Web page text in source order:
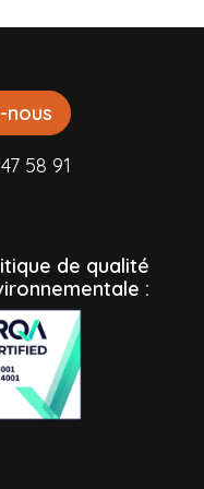
nous
58 91
de qualité
: